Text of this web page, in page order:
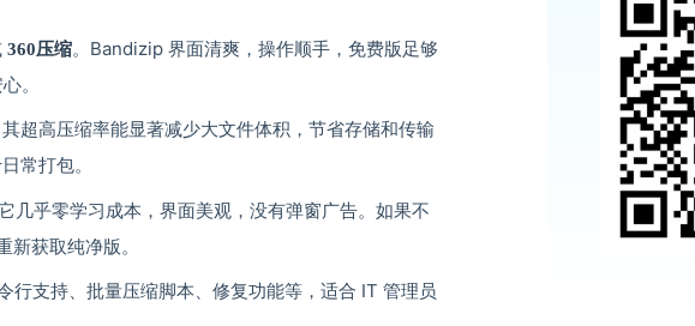
360压缩。Bandizip 界面清爽，操作顺手，免费版足够
。
超高压缩率能显著减少大文件体积，节省存储和传输
常打包。
几乎零学习成本，界面美观，没有弹窗广告。如果不
新获取纯净版。
行支持、批量压缩脚本、修复功能等，适合 IT 管理员